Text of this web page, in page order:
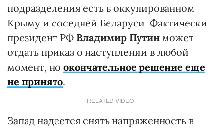
подразделения есть в оккупированном
Крыму и соседней Беларуси. Фактически
президент РФ Владимир Путин может
отдать приказ о наступлении в любой
момент, но окончательное решение еще
не принято.
RELATED VIDEO
Запад надеется снять напряженность в